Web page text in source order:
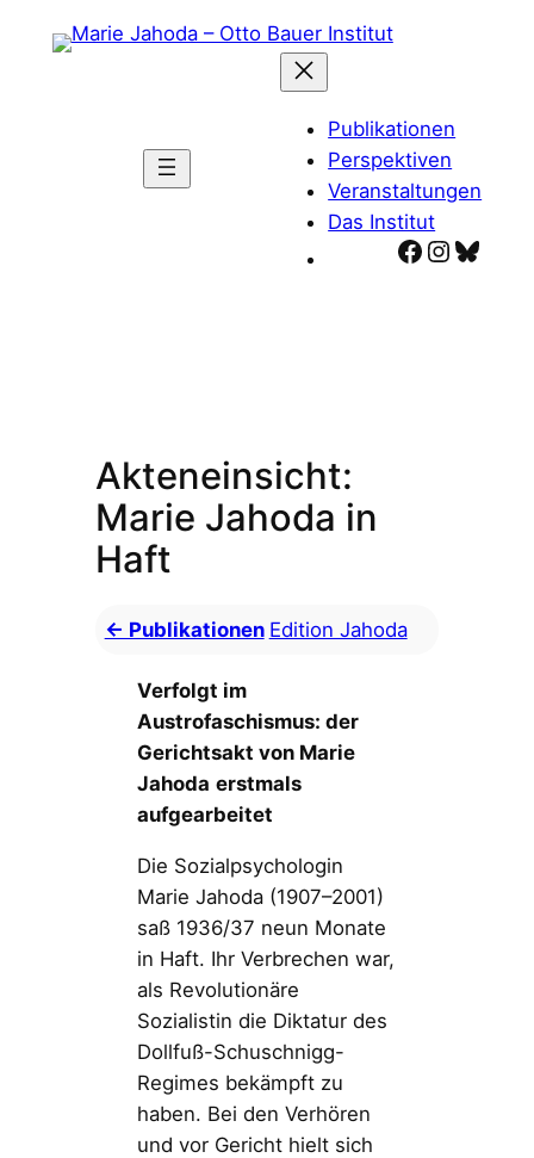
Inhalt
Publikationen
Perspektiven
Veranstaltungen
Das Institut
Facebook
Akteneinsicht:
Marie Jahoda in
Haft
← Publikationen Edition Jahoda
Verfolgt im
Austrofaschismus: der
Gerichtsakt von Marie
Jahoda erstmals
aufgearbeitet
Die Sozialpsychologin
Marie Jahoda (1907–2001)
saß 1936/37 neun Monate
in Haft. Ihr Verbrechen war,
als Revolutionäre
Sozialistin die Diktatur des
Dollfuß-Schuschnigg-
Regimes bekämpft zu
haben. Bei den Verhören
und vor Gericht hielt sich